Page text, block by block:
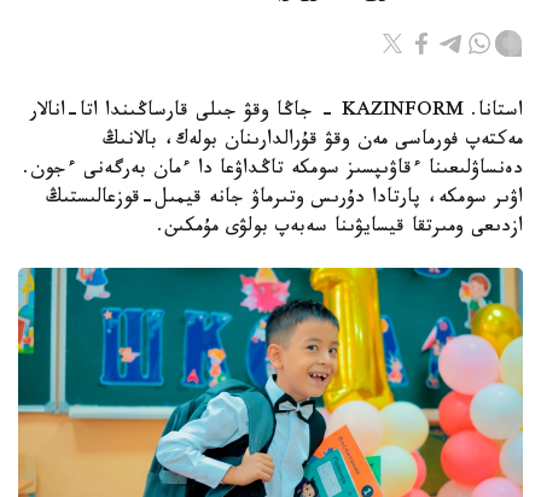
استانا. KAZINFORM - جاڭا وقۋ جىلى قارساڭىندا اتا-انالار
مەكتەپ فورماسى مەن وقۋ قۇرالدارىنان بولەك، بالانىڭ
دەنساۋلىعىنا ءقاۋىپسىز سومكە تاڭداۋعا دا ءمان بەرگەنى ءجون.
اۋىر سومكە، پارتادا دۇرىس وتىرماۋ جانە قيمىل-قوزعالىستىڭ
ازدىعى ومىرتقا قيسايۋىنا سەبەپ بولۋى مۇمكىن.